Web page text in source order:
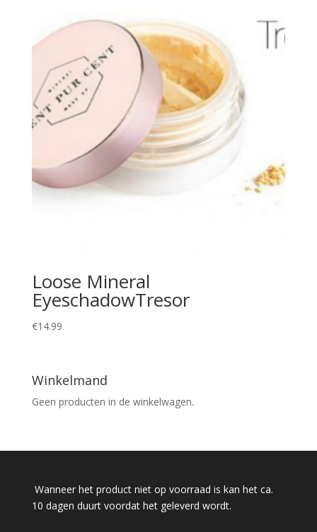
Loose Mineral
EyeschadowTresor
€14.99
Winkelmand
Geen producten in de winkelwagen.
Wanneer het product niet op voorraad is kan het ca.
10 dagen duurt voordat het geleverd wordt.